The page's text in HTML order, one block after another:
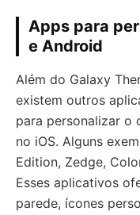
Apps para
e Android
Além do Galaxy
existem outros
para personalizar o
no iOS. Alguns
Edition, Zedge,
Esses aplicativos
parede, ícones